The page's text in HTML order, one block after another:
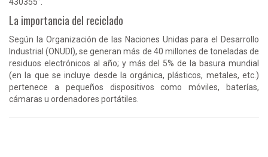
La importancia del reciclado
Según la Organización de las Naciones Unidas para el Desarrollo
Industrial (ONUDI), se generan más de 40 millones de toneladas de
residuos electrónicos al año; y más del 5% de la basura mundial
(en la que se incluye desde la orgánica, plásticos, metales, etc.)
pertenece a pequeños dispositivos como móviles, baterías,
cámaras u ordenadores portátiles.